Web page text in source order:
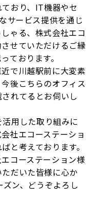
おり、IT機器やセ
サービス提供を通じ
ゃる、株式会社エコ
せていただけるご縁
ております。
で川越駅前に大変素
後こちらのオフィス
れてるとお伺いし
活用した取り組みに
社エコーステーショ
と考えております。
コーステーション様
だいた皆様に心か
ン、どうぞよろし